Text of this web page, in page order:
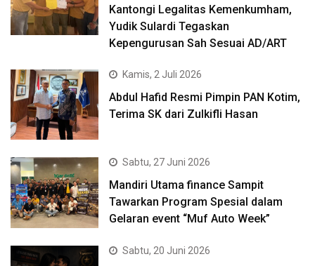
Kantongi Legalitas Kemenkumham,
Yudik Sulardi Tegaskan
Kepengurusan Sah Sesuai AD/ART
Kamis, 2 Juli 2026
Abdul Hafid Resmi Pimpin PAN Kotim,
Terima SK dari Zulkifli Hasan
Sabtu, 27 Juni 2026
Mandiri Utama finance Sampit
Tawarkan Program Spesial dalam
Gelaran event “Muf Auto Week”
Sabtu, 20 Juni 2026